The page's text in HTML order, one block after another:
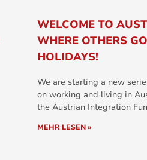
WELCOME TO
WHERE OTHERS
HOLIDAYS!
We are starting a new
on working and living in
the Austrian Integration
MEHR LESEN »